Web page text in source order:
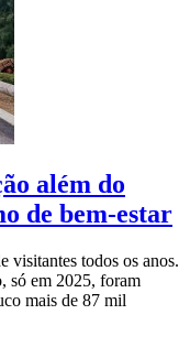
além do
de bem-estar
visitantes todos os anos.
só em 2025, foram
mais de 87 mil